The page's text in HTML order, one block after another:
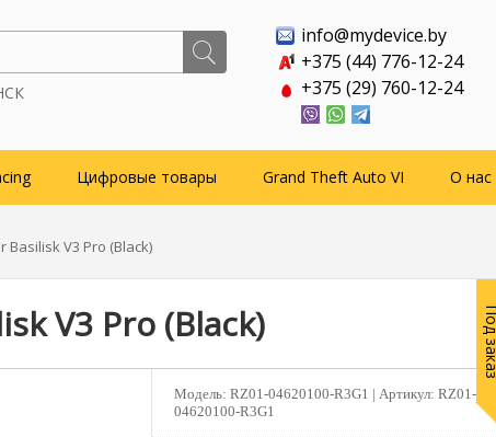
info@mydevice.by
+375 (44) 776-12-24
+375 (29) 760-12-24
Цифровые товары Grand Theft Auto VI О нас
V3 Pro (Black)
V3 Pro (Black)
Модель: RZ01-04620100-R3G1 | Артикул: RZ01-
04620100-R3G1
Под заказ